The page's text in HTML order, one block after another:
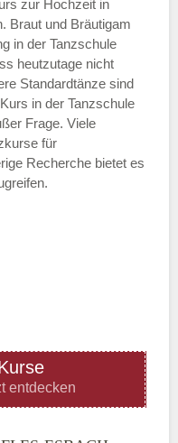
HINZUFÜGEN
HINZUFÜGEN
zur Hochzeit in
Braut und Bräutigam
in der Tanzschule
heutzutage nicht
Standardtänze sind
in der Tanzschule
Frage. Viele
für
Recherche bietet es
entdecken